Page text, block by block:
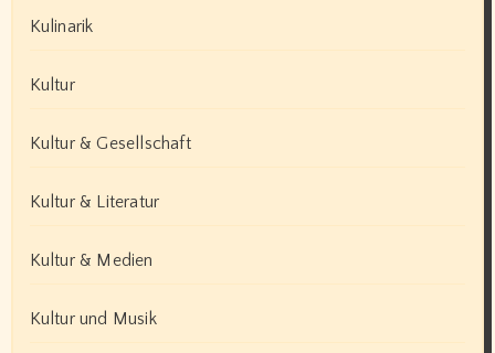
Kulinarik
Kultur
Kultur & Gesellschaft
Kultur & Literatur
Kultur & Medien
Kultur und Musik